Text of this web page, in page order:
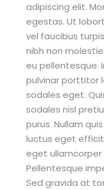
adipiscing elit.
egestas. Ut
vel faucibus
nibh non
eu pellentesque.
pulvinar porttitor
sodales eget.
sodales nisl
purus. Nullam
luctus eget
eget ullamcorper
Pellentesque
Sed gravida at